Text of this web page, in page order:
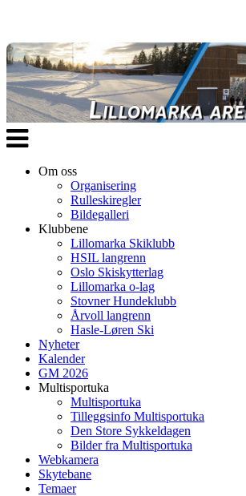
Veksle
navigasjon
Om oss
Organisering
Rulleskiregler
Bildegalleri
Klubbene
Lillomarka Skiklubb
HSIL langrenn
Oslo Skiskytterlag
Lillomarka o-lag
Stovner Hundeklubb
Årvoll langrenn
Hasle-Løren Ski
Nyheter
Kalender
GM 2026
Multisportuka
Multisportuka
Tilleggsinfo Multisportuka
Den Store Sykkeldagen
Bilder fra Multisportuka
Webkamera
Skytebane
Temaer